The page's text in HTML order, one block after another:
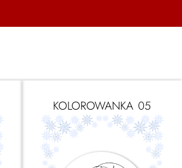
KOLOROWANKA 05